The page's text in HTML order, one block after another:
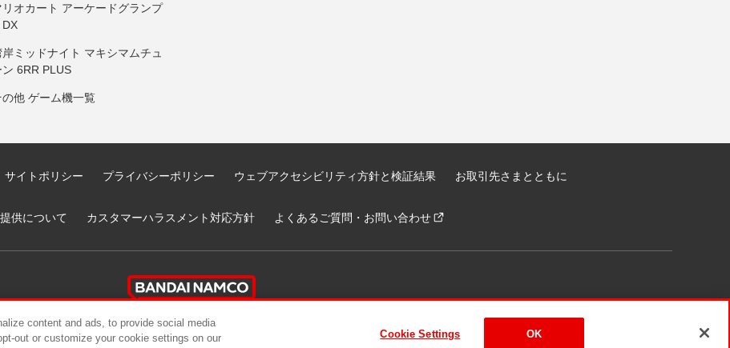
リオカート アーケードグランプ
DX
岸ミッドナイト マキシマムチュ
ン 6RR PLUS
の他 ゲーム機一覧
サイトポリシー プライバシーポリシー ウェブアクセシビリティ方針と検証結果 お取引先さまとともに
供について カスタマーハラスメント対応方針 よくあるご質問・お問い合わせ
Namco Amusement Lab Inc. ©Bandai Namco Experience Inc. ©HANAYASHIKI Co., Ltd. All Rights Reserved.
content and ads, to provide social media
out or customize your cookie settings on our
Cookie Settings OK